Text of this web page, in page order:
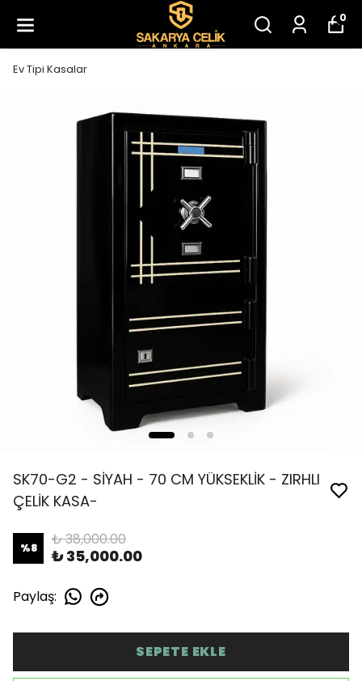
0
Ev Tipi Kasalar
SK70-G2 - SİYAH - 70 CM YÜKSEKLİK - ZIRHLI
ÇELİK KASA-
%8 ₺ 38,000.00
₺ 35,000.00
Paylaş:
SEPETE EKLE